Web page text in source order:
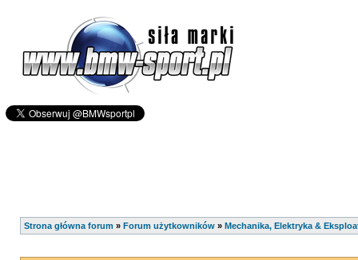
Strona główna forum » Forum użytkowników » Mechanika, Elektryka &